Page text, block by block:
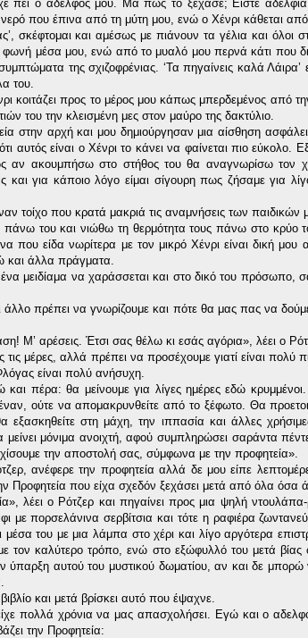
πει ο αδελφός μου. Μα πως το ξέχασε; Είστε αδέλφια
που έπινα από τη μύτη μου, ενώ ο Χένρι κάθεται
σκέφτομαι και αμέσως με πιάνουν τα γέλια και
μέσα μου, ενώ από το μυαλό μου περνά κάτι που
της σχιζοφρένιας. ‘Τα πηγαίνεις καλά
του.
κοιτάζει προς το μέρος μου κάπως μπερδεμένος από
του την κλεισμένη μες στον μαύρο της δακτύλιο.
στην αρχή και μου δημιούργησαν μια αίσθηση
αυτός είναι ο Χένρι το κάνει να φαίνεται πιο
αν ακουμπήσω στο στήθος του θα αναγνωρίσω τον
και για κάποιο λόγο είμαι σίγουρη πως ζήσαμε για
τοίχο που κρατά μακριά τις αναμνήσεις των
του και νιώθω τη θερμότητα τους πάνω στο κρύο
που είδα νωρίτερα με τον μικρό Χένρι είναι δική
και άλλα πράγματα.
μειδίαμα να χαράσσεται και στο δικό του πρόσωπο, σα
πρέπει να γνωρίζουμε και πότε θα μας πας να
Μ’ αρέσεις. Έτσι σας θέλω κι εσάς αγόρια», λέει ο
μέρες, αλλά πρέπει να προσέχουμε γιατί είναι πολύ
είναι πολύ ανήσυχη.
πέρα: θα μείνουμε για λίγες ημέρες εδώ
ούτε να απομακρυνθείτε από το ξέφωτο. Θα
εξασκηθείτε στη μάχη, την ιππασία και άλλες
μείνει μόνιμα ανοιχτή, αφού συμπληρώσει σαράντα
την αποστολή σας, σύμφωνα με την προφητεία».
ανέφερε την προφητεία αλλά δε μου είπε
που είχα σχεδόν ξεχάσει μετά από όλα όσα
λέει ο Ρότζερ και πηγαίνει προς μια ψηλή
πορσελάνινα σερβίτσια και τότε η ραφιέρα
του με μια λάμπα στο χέρι και λίγο αργότερα
τον καλύτερο τρόπο, ενώ στο εξώφυλλό του μετά
αυτού του μυστικού δωματίου, αν και δε μπορώ
και μετά βρίσκει αυτό που έψαχνε.
πολλά χρόνια να μας απασχολήσει. Εγώ και ο
την Προφητεία: